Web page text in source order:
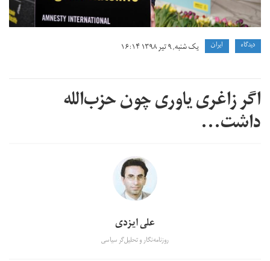
دیدگاه ايران یک شنبه, ۹ تیر ۱۳۹۸ ۱۶:۱۴
اگر زاغری یاوری چون حزب‌الله
داشت...
علی ایزدی
روزنامه‌نگار و تحلیل‌گر سیاسی